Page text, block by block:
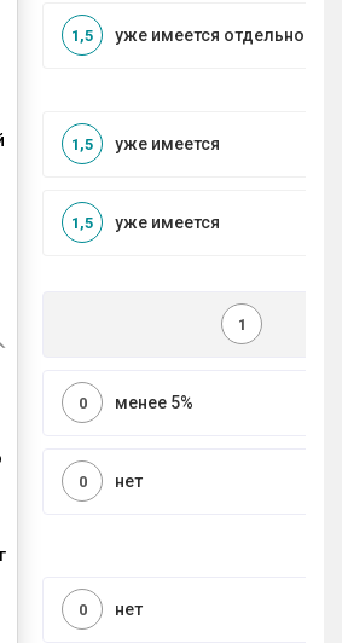
уже имеется
1,5
уже имеется
1,5
уже имеется
1,5
1
менее 5%
0
нет
0
нет
0